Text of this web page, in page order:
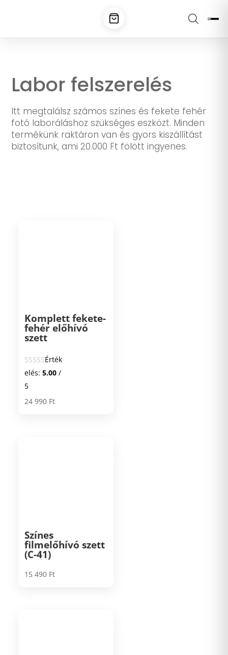
Labor felszerelés
Itt megtalálsz számos színes és fekete fehér
fotó laboráláshoz szükséges eszközt. Minden
termékünk raktáron van és gyors kiszállítást
biztosítunk, ami 20.000 Ft fölött ingyenes.
Komplett fekete-
fehér előhívó
szett
Érték
elés:5.00 /
5
24 990 Ft
Színes
filmelőhívó szett
(C-41)
15 490 Ft